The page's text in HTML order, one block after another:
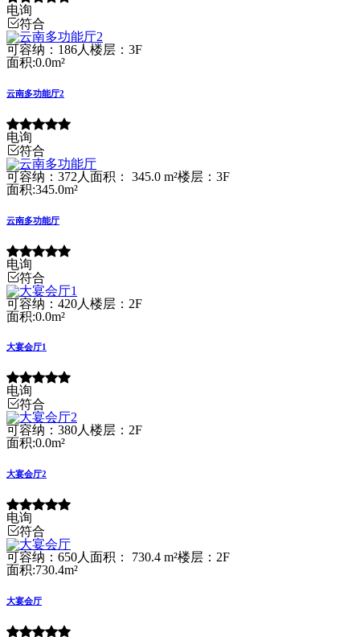
电询
符合
可容纳：186人 楼层：3F
面积:0.0m²
云南多功能厅2
电询
符合
可容纳：372人 面积： 345.0 m²楼层：3F
面积:345.0m²
云南多功能厅
电询
符合
可容纳：420人 楼层：2F
面积:0.0m²
大宴会厅1
电询
符合
可容纳：380人楼层：2F
面积:0.0m²
大宴会厅2
电询
符合
可容纳：650人 面积： 730.4 m²楼层：2F
面积:730.4m²
大宴会厅